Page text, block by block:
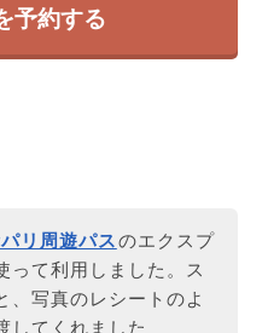
予約する
リ周遊パスのエクスプ
って利用しました。ス
、写真のレシートのよ
してくれました